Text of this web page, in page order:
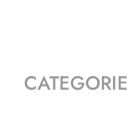
CATEGORIE